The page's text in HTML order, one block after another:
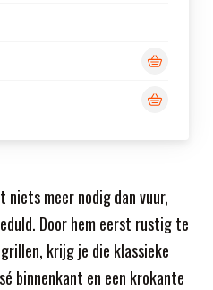
meer nodig dan vuur,
Door hem eerst rustig te
krijg je die klassieke
binnenkant en een krokante